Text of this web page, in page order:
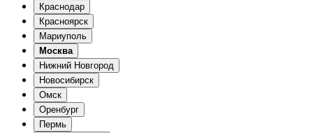
Краснодар
Красноярск
Мариуполь
Москва
Нижний Новгород
Новосибирск
Омск
Оренбург
Пермь